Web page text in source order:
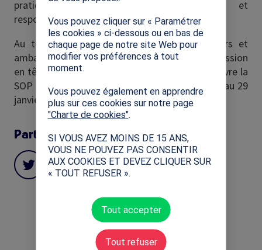
pratique physique sportive quotidienne et
responsable.
Au terme de cette journée, les ambassadeurs et
ambassadrices SOP sont repartis avec une mission
en tête : mobiliser la Génération 2024 et faire vivre la
SOP sur l’ensemble du territoire français du 24 au 29
janvier 2022.
Partager cette actualité
Vous pouvez cliquer sur « Paramétrer
les cookies » ci-dessous ou en bas de
chaque page de notre site Web pour
modifier vos préférences à tout
moment.
Vous pouvez également en apprendre
plus sur ces cookies sur notre page
"Charte de cookies".
SI VOUS AVEZ MOINS DE 15 ANS,
VOUS NE POUVEZ PAS CONSENTIR
AUX COOKIES ET DEVEZ CLIQUER SUR
« TOUT REFUSER ».
Tout accepter
Tout refuser